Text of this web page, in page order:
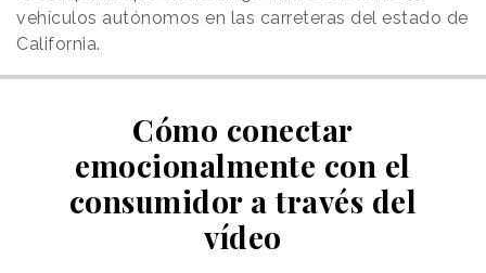
vehículos autónomos en las carreteras del estado de
California.
Cómo conectar
emocionalmente con el
consumidor a través del
vídeo